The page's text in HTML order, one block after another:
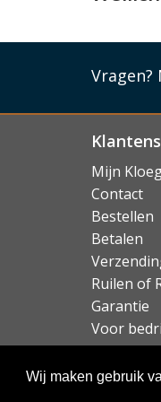
Wij maken gebruik
ervoor
Vragen?
Mijn
Contact
Bestellen
Betalen
Ruilen of
Garantie
Voor
Over